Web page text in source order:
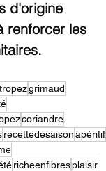
d'origine
renforcer les
grimaud
coriandre
recettedesaisonapéritif
richeenfibresplaisir